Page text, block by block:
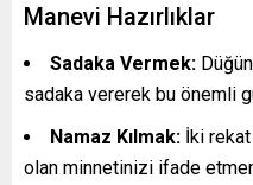
Manevi Hazırlıklar
Sadaka Vermek:
sadaka vererek bu önemli
Namaz Kılmak: İki rekat
olan minnetinizi ifade